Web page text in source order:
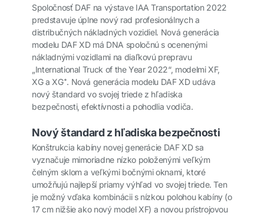
Spoločnosť DAF na výstave IAA Transportation 2022
predstavuje úplne nový rad profesionálnych a
distribučných nákladných vozidiel. Nová generácia
modelu DAF XD má DNA spoločnú s ocenenými
nákladnými vozidlami na diaľkovú prepravu
„International Truck of the Year 2022“, modelmi XF,
XG a XG⁺. Nová generácia modelu DAF XD udáva
nový štandard vo svojej triede z hľadiska
bezpečnosti, efektívnosti a pohodlia vodiča.
Nový štandard z hľadiska bezpečnosti
Konštrukcia kabíny novej generácie DAF XD sa
vyznačuje mimoriadne nízko položenými veľkým
čelným sklom a veľkými bočnými oknami, ktoré
umožňujú najlepší priamy výhľad vo svojej triede. Ten
je možný vďaka kombinácii s nízkou polohou kabíny (o
17 cm nižšie ako nový model XF) a novou prístrojovou